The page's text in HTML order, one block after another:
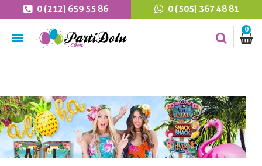
0 (212) 659 55 86 0 (505) 367 48 81
0